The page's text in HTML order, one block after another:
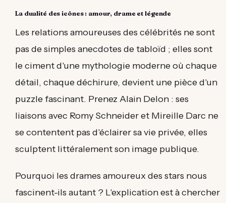
La dualité des icônes : amour, drame et légende
Les relations amoureuses des célébrités ne sont
pas de simples anecdotes de tabloïd ; elles sont
le ciment d'une mythologie moderne où chaque
détail, chaque déchirure, devient une pièce d'un
puzzle fascinant. Prenez Alain Delon : ses
liaisons avec Romy Schneider et Mireille Darc ne
se contentent pas d'éclairer sa vie privée, elles
sculptent littéralement son image publique.
Pourquoi les drames amoureux des stars nous
fascinent-ils autant ? L'explication est à chercher